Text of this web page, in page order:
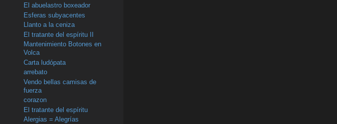
El abuelastro boxeador
Esferas subyacentes
Llanto a la ceniza
El tratante del espíritu II
Mantenimiento Botones en
Volca
Carta ludópata
arrebato
Vendo bellas camisas de
fuerza
corazon
El tratante del espíritu
Alergias = Alegrías